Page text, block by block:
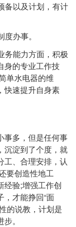
以及计划，有计
办事。
能力方面，积极
身的专业工作技
单水电器的维
快速提升自身素
多，但是任何事
沉淀到了个度，就
工、合理安排，认
要创造性地工
经验;增强工作创
才能挣回“面
的说教，计划是
。